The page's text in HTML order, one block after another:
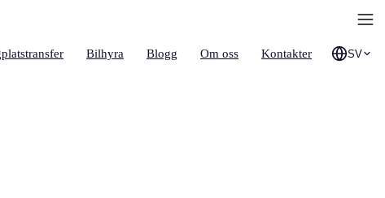
Bilhyra Blogg Om oss Kontakter SV